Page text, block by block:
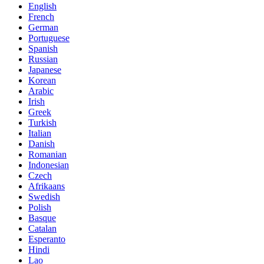
English
French
German
Portuguese
Spanish
Russian
Japanese
Korean
Arabic
Irish
Greek
Turkish
Italian
Danish
Romanian
Indonesian
Czech
Afrikaans
Swedish
Polish
Basque
Catalan
Esperanto
Hindi
Lao